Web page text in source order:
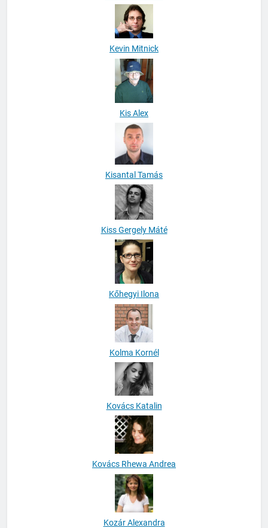
Kevin Mitnick
Kis Alex
Kisantal Tamás
Kiss Gergely Máté
Kőhegyi Ilona
Kolma Kornél
Kovács Katalin
Kovács Rhewa Andrea
Kozár Alexandra